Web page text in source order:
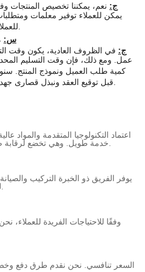
ج: نعم، يمكننا تخصيص المنتجات
يمكن للعملاء توفير معلمات
للعملاء حلول التخصيص الاحترافية.
س:
ج:
عمل. ومع ذلك، فإن وقت التسليم
كمية طلب العميل ونموذج المنتج.
قبل توقيع العقد ونبذل قصارى جهدنا للتسليم في الوقت المحدد.
اعتماد التكنولوجيا المتقدمة والمواد
يوفر الفريق ذو الخبرة التركيب
وفقًا للاحتياجات الفريدة للعملاء،
السعر تنافسي. نحن نقدم طرق دفع